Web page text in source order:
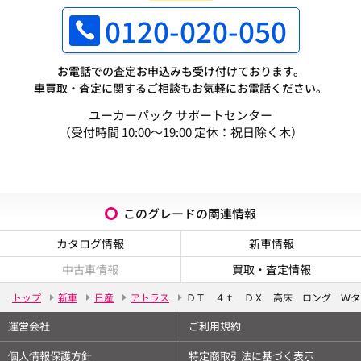
0120-020-050
お電話での査定お申込みも受け付けております。
車買取・査定に関するご相談もお気軽にお電話ください。
ユーカーパック サポートセンター
（受付時間 10:00～19:00 定休：祝日除く木）
このグレードの関連情報
カタログ情報
新車情報
中古車情報
買取・査定情報
トップ 新車 日産 アトラス ＤＴ ４ｔ ＤＸ 高床 ロング Ｗタ
運営会社
ご利用規約
個人情報保護方針
特定商取引法に基づく表示